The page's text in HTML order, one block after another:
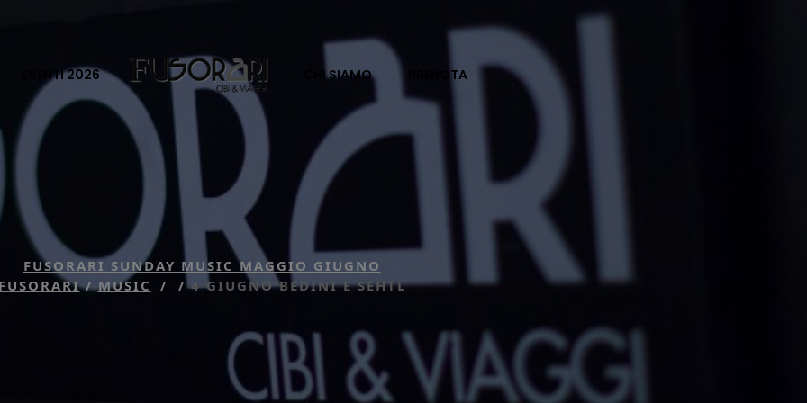
EVENTI 2026 CHI SIAMO PRENOTA
FUSORARI SUNDAY MUSIC MAGGIO GIUGNO
/MUSIC / /4 GIUGNO BEDINI E SEHTL